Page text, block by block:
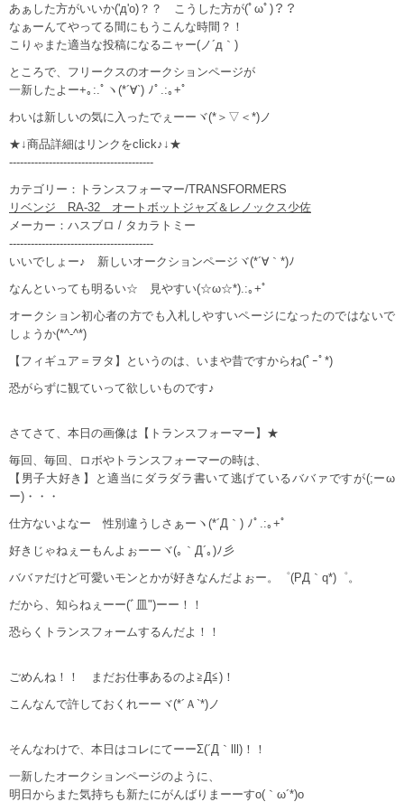
あぁした方がいいか('д'o)？？ こうした方が(ﾟωﾟ)？？
なぁーんてやってる間にもうこんな時間？！
こりゃまた適当な投稿になるニャー(ノ´д｀)
ところで、フリークスのオークションページが
一新したよー+｡:.ﾟヽ(*´∀`) ﾉﾟ.:｡+ﾟ
わいは新しいの気に入ったでぇーーヾ(*＞▽＜*)ノ
★↓商品詳細はリンクをclick♪↓★
----------------------------------------
カテゴリー：トランスフォーマー/TRANSFORMERS
リベンジ RA-32 オートボットジャズ＆レノックス少佐
メーカー：ハスブロ / タカラトミー
----------------------------------------
いいでしょー♪ 新しいオークションページヾ(*´∀｀*)ﾉ
なんといっても明るい☆ 見やすい(☆ω☆*).:｡+ﾟ
オークション初心者の方でも入札しやすいページになったのではないで
しょうか(*^-^*)
【フィギュア＝ヲタ】というのは、いまや昔ですからね(ﾟｰﾟ*)
恐がらずに観ていって欲しいものです♪
さてさて、本日の画像は【トランスフォーマー】★
毎回、毎回、ロボやトランスフォーマーの時は、
【男子大好き】と適当にダラダラ書いて逃げているババァですが(;ーω
ー)・・・
仕方ないよなー 性別違うしさぁーヽ(*´Д｀) ﾉﾟ.:｡+ﾟ
好きじゃねぇーもんよぉーーヾ(｡｀Д´｡)ﾉ彡
ババァだけど可愛いモンとかが好きなんだよぉー。゜(PД｀q*)゜。
だから、知らねぇーー(ﾞ皿")ーー！！
恐らくトランスフォームするんだよ！！
ごめんね！！ まだお仕事あるのよ≧Д≦)！
こんなんで許しておくれーーヾ(*´Ａ`*)ノ
そんなわけで、本日はコレにてーーΣ(´Д｀lll)！！
一新したオークションページのように、
明日からまた気持ちも新たにがんばりまーーすo(｀ω´*)o